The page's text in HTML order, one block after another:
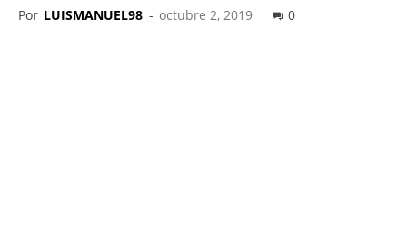
Por LUISMANUEL98 - octubre 2, 2019 0